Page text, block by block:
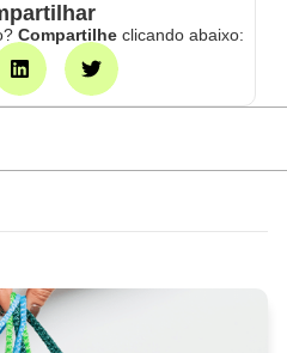
Compartilheclicando abaixo: